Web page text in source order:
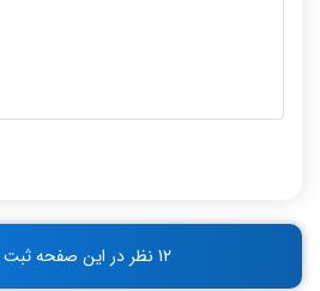
-
-
12 نظر در این صفحه ثبت شده است